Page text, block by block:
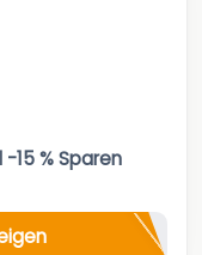
-15 % Sparen